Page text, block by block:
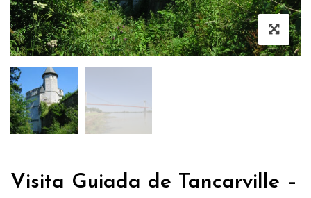
Visita Guiada de Tancarville –